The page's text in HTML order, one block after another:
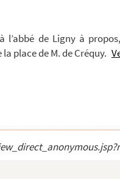
l’abbé de Ligny à
place de M. de Créquy.